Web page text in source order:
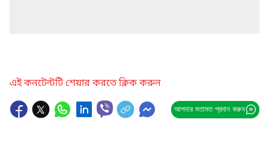
এই কনটেন্টটি শেয়ার করতে ক্লিক করুন
আপনার মতামত প্রদান করুন